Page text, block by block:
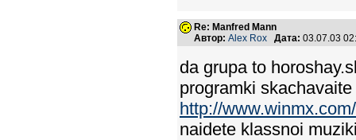
Re: Manfred Mann
Автор: Alex Rox Дата: 03.07.03
da grupa to
programki
http://
naidete klassnoi